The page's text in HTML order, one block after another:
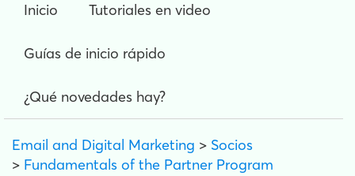
Inicio Tutoriales en video
Guías de inicio rápido
¿Qué novedades hay?
Email and Digital Marketing > Socios
> Fundamentals of the Partner Program